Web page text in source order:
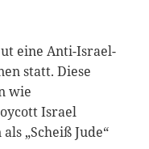
eine Anti-Israel-
statt. Diese
wie
Israel
„Scheiß Jude“